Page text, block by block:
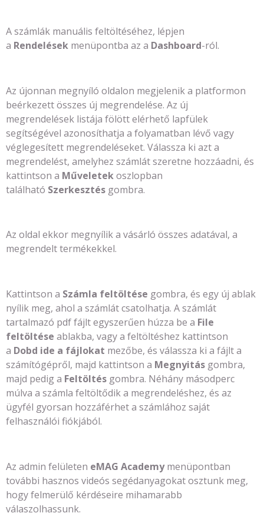
A számlák manuális feltöltéséhez, lépjen
a Rendelések menüpontba az a Dashboard-ról.
Az újonnan megnyíló oldalon megjelenik a platformon
beérkezett összes új megrendelése. Az új
megrendelések listája fölött elérhető lapfülek
segítségével azonosíthatja a folyamatban lévő vagy
véglegesített megrendeléseket. Válassza ki azt a
megrendelést, amelyhez számlát szeretne hozzáadni, és
kattintson a Műveletekoszlopban
található Szerkesztés gombra.
Az oldal ekkor megnyílik a vásárló összes adatával, a
megrendelt termékekkel.
Kattintson a Számla feltöltése gombra, és egy új ablak
nyílik meg, ahol a számlát csatolhatja. A számlát
tartalmazó pdf fájlt egyszerűen húzza be a File
feltöltése ablakba, vagy a feltöltéshez kattintson
a Dobd ide a fájlokat mezőbe, és válassza ki a fájlt a
számítógépről, majd kattintson a Megnyitás gombra,
majd pedig a Feltöltés gombra. Néhány másodperc
múlva a számla feltöltődik a megrendeléshez, és az
ügyfél gyorsan hozzáférhet a számlához saját
felhasználói fiókjából.
Az admin felületen eMAG Academymenüpontban
további hasznos videós segédanyagokat osztunk meg,
hogy felmerülő kérdéseire mihamarabb
válaszolhassunk.